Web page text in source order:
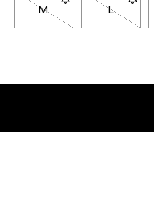
M- Velikost M není
L-